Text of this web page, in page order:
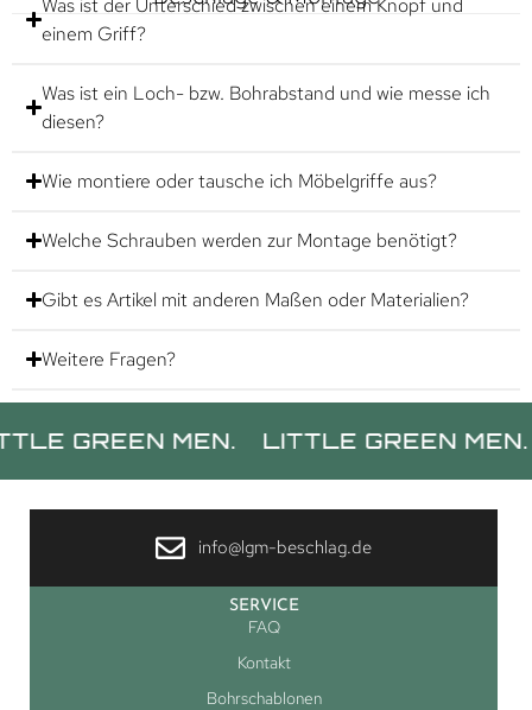
Was ist der Unterschied zwischen einem Knopf und
einem Griff?
Was ist ein Loch- bzw. Bohrabstand und wie messe ich
diesen?
Wie montiere oder tausche ich Möbelgriffe aus?
Welche Schrauben werden zur Montage benötigt?
Gibt es Artikel mit anderen Maßen oder Materialien?
Weitere Fragen?
MEN. LITTLE GREEN MEN.
info@lgm-beschlag.de
SERVICE
FAQ
Kontakt
Bohrschablonen